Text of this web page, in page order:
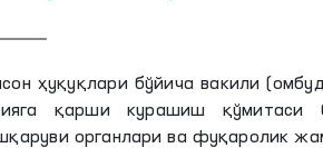
ҳуқуқлари бўйича вакили
қарши курашиш қўмитаси
органлари ва фуқаролик